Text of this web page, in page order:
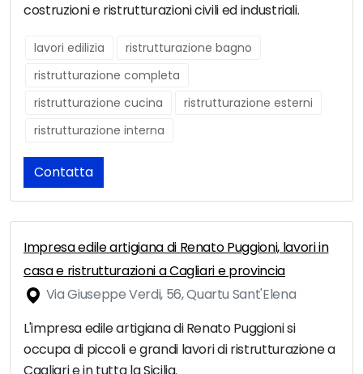
costruzioni e ristrutturazioni civili ed industriali.
lavori edilizia
ristrutturazione bagno
ristrutturazione completa
ristrutturazione cucina
ristrutturazione esterni
ristrutturazione interna
Contatta
Impresa edile artigiana di Renato Puggioni, lavori in
casa e ristrutturazioni a Cagliari e provincia
Via Giuseppe Verdi, 56, Quartu Sant'Elena
L'impresa edile artigiana di Renato Puggioni si
occupa di piccoli e grandi lavori di ristrutturazione a